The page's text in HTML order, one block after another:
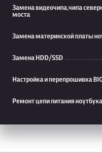
Замена видеочипа,чипа
моста
Замена материнской платы
Замена HDD/SSD
Настройка и перепрошивка
Ремонт цепи питания ноутбука